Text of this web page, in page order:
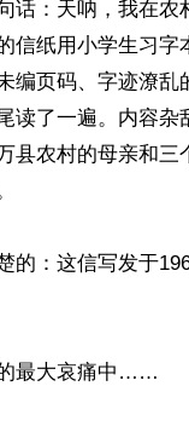
话：天呐，我在
信纸用小学生习
编页码、字迹潦
读了一遍。内容
县农村的母亲和
的：这信写发于
最大哀痛中……